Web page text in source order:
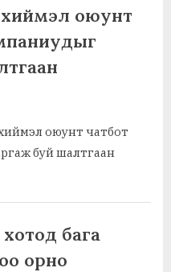
хиймэл оюунт
оюунт чатбот
буй шалтгаан
хотод бага
орно